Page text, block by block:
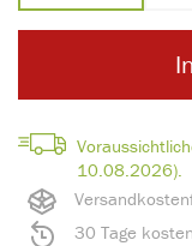
30 Tage
10.08.2026).